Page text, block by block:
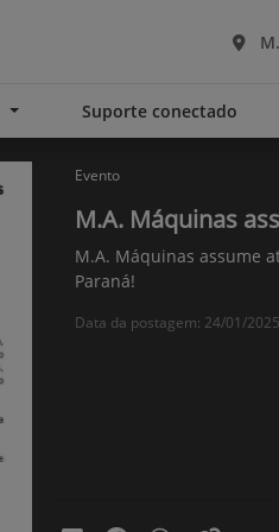
Suporte conectado
Evento
M.A. Máquinas
M.A. Máquinas assume
Paraná!
Data da postagem: 24/01/2025